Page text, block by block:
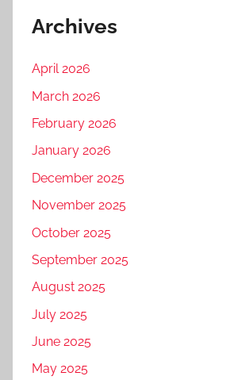
Archives
April 2026
March 2026
February 2026
January 2026
December 2025
November 2025
October 2025
September 2025
August 2025
July 2025
June 2025
May 2025